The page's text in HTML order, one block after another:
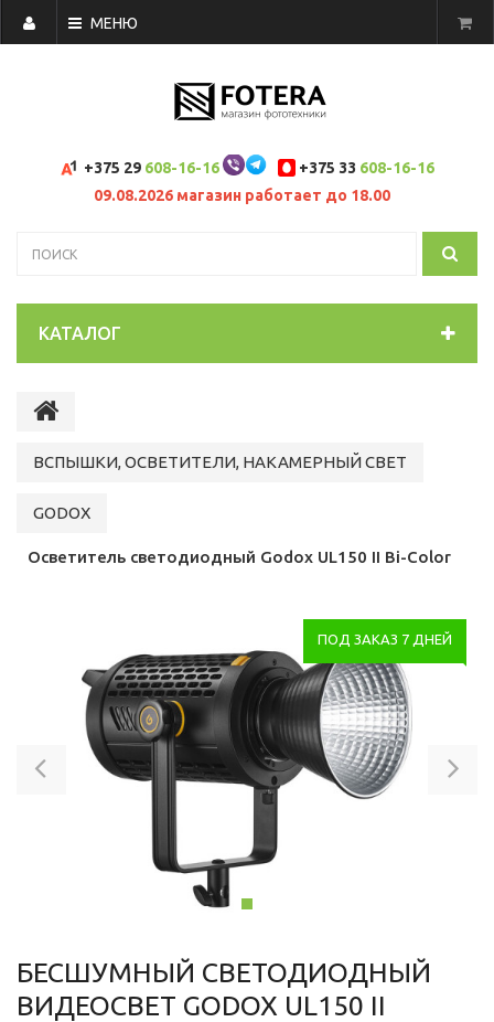
МЕНЮ
+375 29 608-16-16 +375 33 608-16-16
09.08.2026 магазин работает до 18.00
КАТАЛОГ
ВСПЫШКИ, ОСВЕТИТЕЛИ, НАКАМЕРНЫЙ СВЕТ
GODOX
Осветитель светодиодный Godox UL150 II Bi-Color
ПОД ЗАКАЗ 7 ДНЕЙ
Previous
БЕСШУМНЫЙ СВЕТОДИОДНЫЙ
ВИДЕОСВЕТ GODOX UL150 II